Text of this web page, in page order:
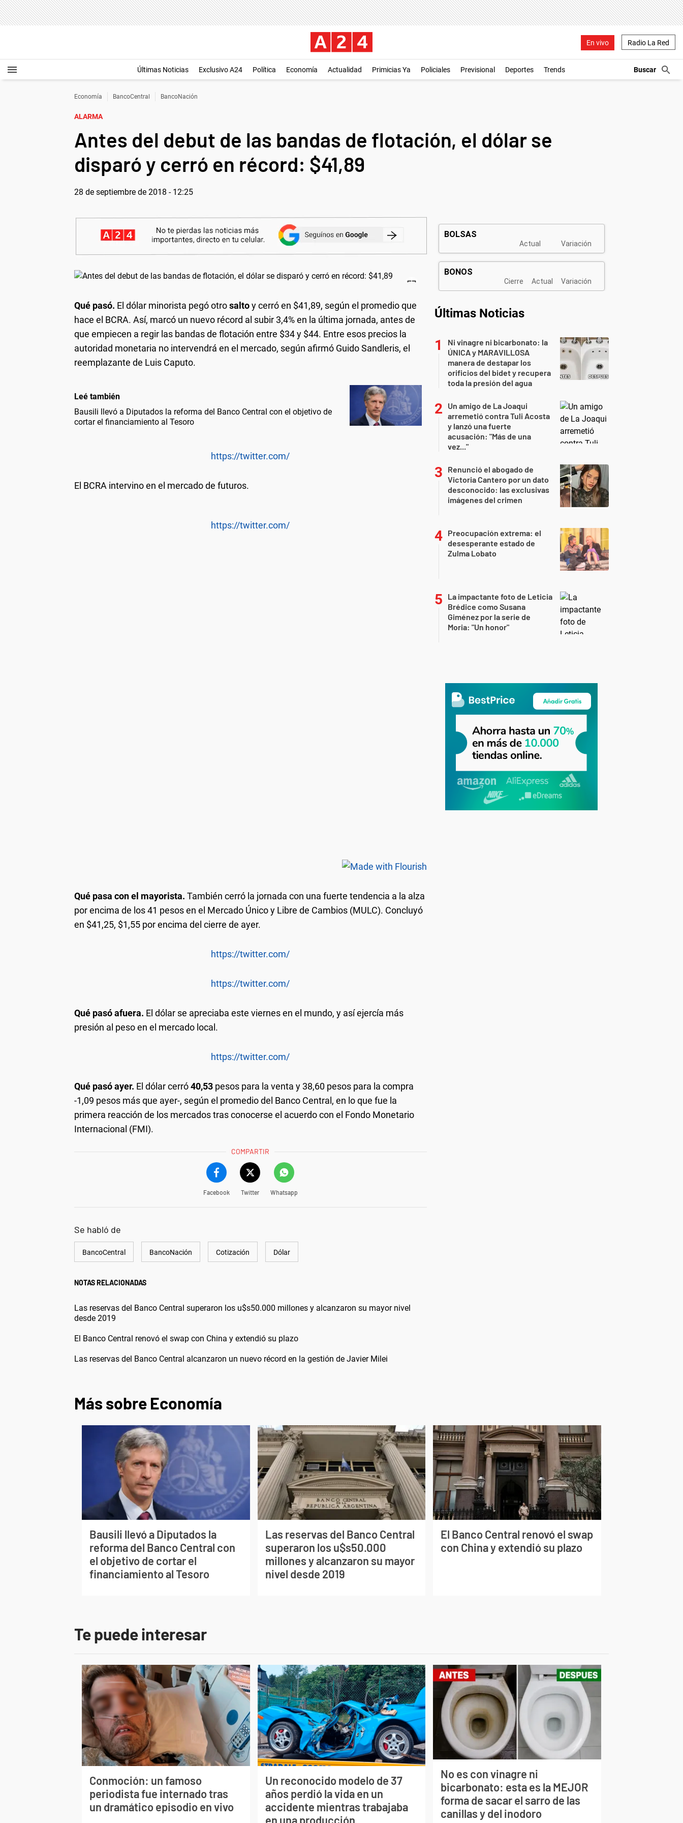
En vivo Radio La Red
Últimas Noticias Exclusivo A24 Política Economía Actualidad Primicias Ya Policiales Previsional Deportes Trends
Economía BancoCentral BancoNación
ALARMA
Antes del debut de las bandas de flotación, el dólar se
disparó y cerró en récord: $41,89
28 de septiembre de 2018 - 12:25
Qué pasó. El dólar minorista pegó otrosaltoy cerró en $41,89, según el promedio que
hace el BCRA. Así, marcó un nuevo récord al subir 3,4% en la última jornada, antes de
que empiecen a regir las bandas de flotación entre $34 y $44. Entre esos precios la
autoridad monetaria no intervendrá en el mercado, según afirmó Guido Sandleris, el
reemplazante de Luis Caputo.
Leé también
Bausili llevó a Diputados la reforma del Banco Central con el objetivo de
cortar el financiamiento al Tesoro
https://twitter.com/
El BCRA intervino en el mercado de futuros.
https://twitter.com/
Qué pasa con el mayorista. También cerró la jornada con una fuerte tendencia a la alza
por encima de los 41 pesos en el Mercado Único y Libre de Cambios (MULC). Concluyó
en $41,25, $1,55 por encima del cierre de ayer.
https://twitter.com/
https://twitter.com/
Qué pasó afuera. El dólar se apreciaba este viernes en el mundo, y así ejercía más
presión al peso en el mercado local.
https://twitter.com/
Qué pasó ayer. El dólar cerró40,53 pesos para la venta y 38,60 pesos para la compra
-1,09 pesos más que ayer-, según el promedio del Banco Central, en lo que fue la
primera reacción de los mercados tras conocerse el acuerdo con el Fondo Monetario
Internacional (FMI).
COMPARTIR
Facebook Twitter Whatsapp
Se habló de
BancoCentral BancoNación Cotización Dólar
NOTAS RELACIONADAS
Las reservas del Banco Central superaron los u$s50.000 millones y alcanzaron su mayor nivel
desde 2019
El Banco Central renovó el swap con China y extendió su plazo
Las reservas del Banco Central alcanzaron un nuevo récord en la gestión de Javier Milei
Últimas Noticias
Ni vinagre ni bicarbonato: la
ÚNICA y MARAVILLOSA
manera de destapar los
orificios del bidet y recupera
toda la presión del agua
Un amigo de La Joaqui
arremetió contra Tuli Acosta
y lanzó una fuerte
acusación: "Más de una
vez..."
Renunció el abogado de
Victoria Cantero por un dato
desconocido: las exclusivas
imágenes del crimen
Preocupación extrema: el
desesperante estado de
Zulma Lobato
La impactante foto de Leticia
Brédice como Susana
Giménez por la serie de
Moria: "Un honor"
Más sobre Economía
Bausili llevó a Diputados la
reforma del Banco Central con
el objetivo de cortar el
financiamiento al Tesoro
Las reservas del Banco Central
superaron los u$s50.000
millones y alcanzaron su mayor
nivel desde 2019
El Banco Central renovó el swap
con China y extendió su plazo
Te puede interesar
Conmoción: un famoso
periodista fue internado tras
un dramático episodio en vivo
Un reconocido modelo de 37
años perdió la vida en un
accidente mientras trabajaba
en una producción
No es con vinagre ni
bicarbonato: esta es la MEJOR
forma de sacar el sarro de las
canillas y del inodoro